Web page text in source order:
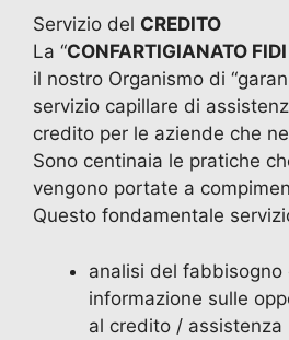
Servizio del CREDITO
La “CONFARTIGIANATO
il nostro Organismo di
servizio capillare di
credito per le aziende che
Sono centinaia le pratiche
vengono portate a
Questo fondamentale
analisi del fabbisogno
informazione sulle
al credito / assistenza